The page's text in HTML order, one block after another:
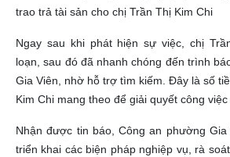
trao trả tài sản cho chị Trần Thị Kim Chi
Ngay sau khi phát hiện sự việc, chị
loạn, sau đó đã nhanh chóng đến trình
Gia Viên, nhờ hỗ trợ tìm kiếm. Đây là số
Kim Chi mang theo để giải quyết công việc
Nhận được tin báo, Công an phường
triển khai các biện pháp nghiệp vụ, rà